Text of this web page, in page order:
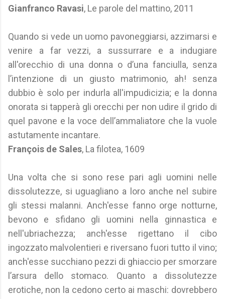
Gianfranco Ravasi, Le parole del mattino, 2011
Quando si vede un uomo pavoneggiarsi, azzimarsi e
venire a far vezzi, a sussurrare e a indugiare
all'orecchio di una donna o d’una fanciulla, senza
l’intenzione di un giusto matrimonio, ah! senza
dubbio è solo per indurla all'impudicizia; e la donna
onorata si tapperà gli orecchi per non udire il grido di
quel pavone e la voce dell’ammaliatore che la vuole
astutamente incantare.
François de Sales, La filotea, 1609
Una volta che si sono rese pari agli uomini nelle
dissolutezze, si uguagliano a loro anche nel subire
gli stessi malanni. Anch'esse fanno orge notturne,
bevono e sfidano gli uomini nella ginnastica e
nell'ubriachezza; anch'esse rigettano il cibo
ingozzato malvolentieri e riversano fuori tutto il vino;
anch'esse succhiano pezzi di ghiaccio per smorzare
l’arsura dello stomaco. Quanto a dissolutezze
erotiche, non la cedono certo ai maschi: dovrebbero